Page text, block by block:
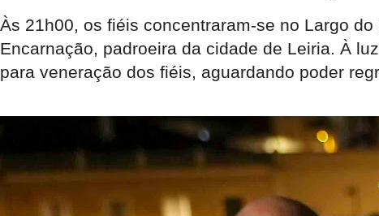
Às 21h00, os fiéis concentraram-se no Largo
Encarnação, padroeira da cidade de Leiria. À
para veneração dos fiéis, aguardando poder